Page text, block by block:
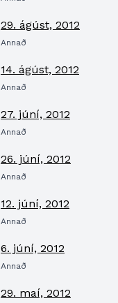
29. ágúst, 2012
Annað
14. ágúst, 2012
Annað
27. júní, 2012
Annað
26. júní, 2012
Annað
12. júní, 2012
Annað
6. júní, 2012
Annað
29. maí, 2012